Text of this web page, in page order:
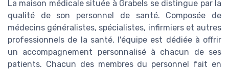
La maison médicale située à Grabels se distingue par la
qualité de son personnel de santé. Composée de
médecins généralistes, spécialistes, infirmiers et autres
professionnels de la santé, l'équipe est dédiée à offrir
un accompagnement personnalisé à chacun de ses
patients. Chacun des membres du personnel fait en